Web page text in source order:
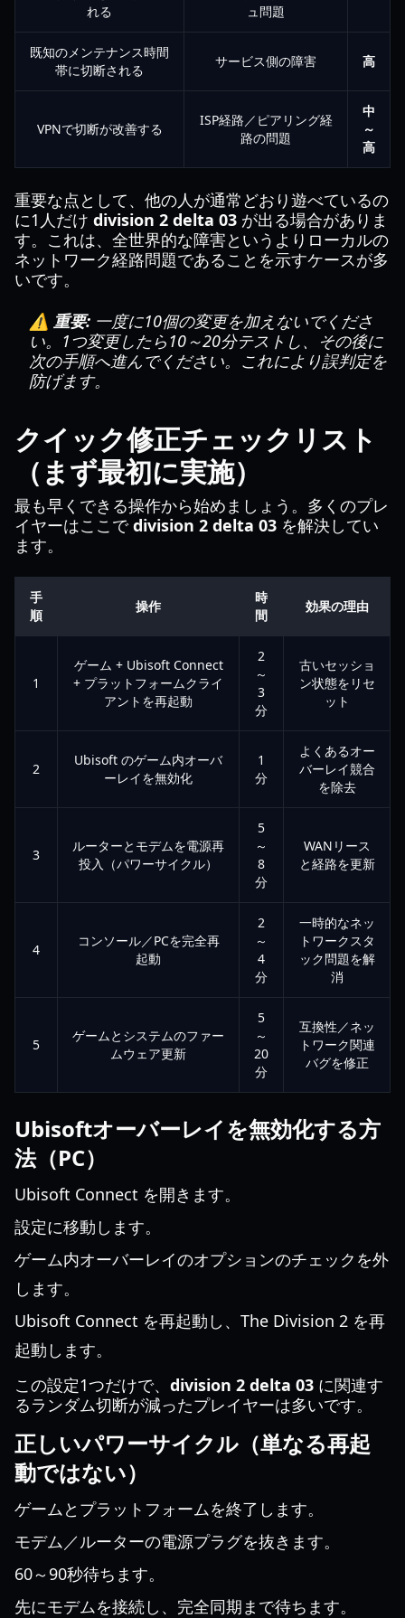
れる
ュ問題
既知のメンテナンス時間
帯に切断される
サービス側の障害 高
VPNで切断が改善する
ISP経路／ピアリング経
路の問題
中
～
高
重要な点として、他の人が通常どおり遊べているの
に1人だけ division 2 delta 03 が出る場合がありま
す。これは、全世界的な障害というよりローカルの
ネットワーク経路問題であることを示すケースが多
いです。
⚠️ 重要: 一度に10個の変更を加えないでくださ
い。1つ変更したら10～20分テストし、その後に
次の手順へ進んでください。これにより誤判定を
防げます。
クイック修正チェックリスト
（まず最初に実施）
最も早くできる操作から始めましょう。多くのプレ
イヤーはここでdivision 2 delta 03 を解決してい
ます。
手
順
操作
時
間
効果の理由
1
ゲーム + Ubisoft Connect
+ プラットフォームクライ
アントを再起動
2
～
3
分
古いセッショ
ン状態をリセ
ット
2
Ubisoft のゲーム内オーバ
ーレイを無効化
1
分
よくあるオー
バーレイ競合
を除去
3
ルーターとモデムを電源再
投入（パワーサイクル）
5
～
8
分
WANリース
と経路を更新
4
コンソール／PCを完全再
起動
2
～
4
分
一時的なネッ
トワークスタ
ック問題を解
消
5
ゲームとシステムのファー
ムウェア更新
5
～
20
分
互換性／ネッ
トワーク関連
バグを修正
Ubisoftオーバーレイを無効化する方
法（PC）
Ubisoft Connect を開きます。
設定に移動します。
ゲーム内オーバーレイのオプションのチェックを外
します。
Ubisoft Connect を再起動し、The Division 2 を再
起動します。
この設定1つだけで、 division 2 delta 03 に関連す
るランダム切断が減ったプレイヤーは多いです。
正しいパワーサイクル（単なる再起
動ではない）
ゲームとプラットフォームを終了します。
モデム／ルーターの電源プラグを抜きます。
60～90秒待ちます。
先にモデムを接続し、完全同期まで待ちます。